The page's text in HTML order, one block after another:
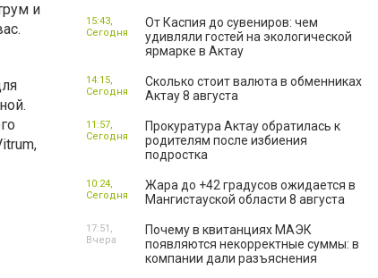
и
От Каспия до сувениров: чем
удивляли гостей на экологической
ярмарке в Актау
15:43,
Сегодня
Сколько стоит валюта в обменниках
Актау 8 августа
14:15,
Сегодня
Прокуратура Актау обратилась к
родителям после избиения
подростка
11:57,
Сегодня
Жара до +42 градусов ожидается в
Мангистауской области 8 августа
10:24,
Сегодня
Почему в квитанциях МАЭК
появляются некорректные суммы: в
компании дали разъяснения
17:51,
Вчера